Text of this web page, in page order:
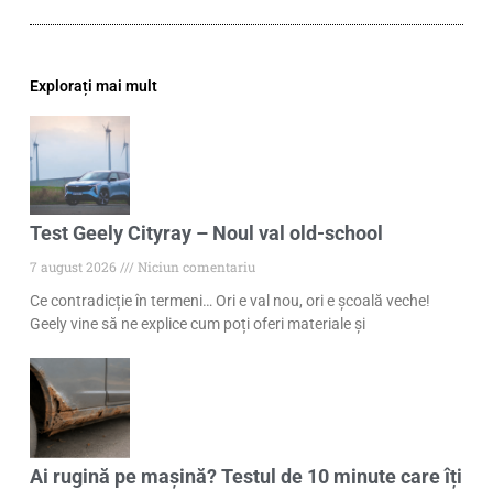
Explorați mai mult
Test Geely Cityray – Noul val old-school
7 august 2026
Niciun comentariu
Ce contradicție în termeni… Ori e val nou, ori e școală veche!
Geely vine să ne explice cum poți oferi materiale și
Ai rugină pe mașină? Testul de 10 minute care îți